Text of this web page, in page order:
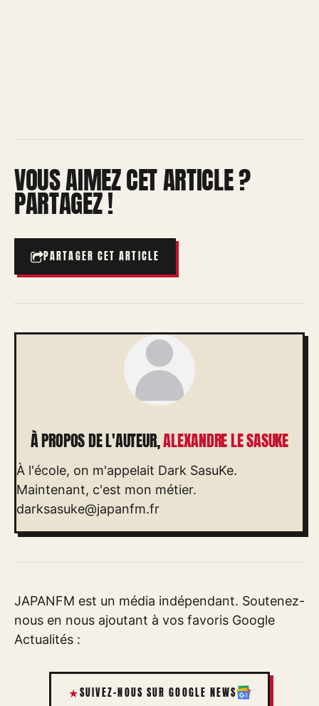
VOUS AIMEZ CET ARTICLE ?
PARTAGEZ !
PARTAGER CET ARTICLE
À PROPOS DE L'AUTEUR,ALEXANDRE LE SASUKE
À l'école, on m'appelait Dark SasuKe.
Maintenant, c'est mon métier.
darksasuke@japanfm.fr
JAPANFM est un média indépendant. Soutenez-
nous en nous ajoutant à vos favoris Google
Actualités :
SUIVEZ-NOUS SUR GOOGLE NEWS